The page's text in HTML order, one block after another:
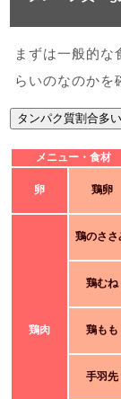
まずは一般的な
らいのなのかを
タンパク質割合多
メニュー・食材
卵 鶏卵
鶏肉
鶏のささ
鶏むね
鶏もも
手羽先